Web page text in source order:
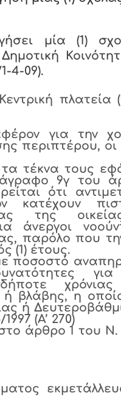
μία (1)
4-09).
για την
περιπτέρου, οι
τέκνα τους
9γ του
ότι
κατέχουν
της
άνεργοι
παρόλο που
(1) έτους.
ποσοστό
για
βλάβης, η
ή
(Α’ 270)
άρθρο 1 του Ν.